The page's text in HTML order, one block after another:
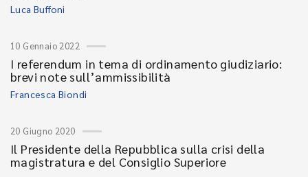
Luca Buffoni
10 Gennaio 2022
I referendum in tema di ordinamento giudiziario:
brevi note sull’ammissibilità
Francesca Biondi
20 Giugno 2020
Il Presidente della Repubblica sulla crisi della
magistratura e del Consiglio Superiore